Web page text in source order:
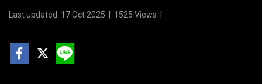
Last updated: 17 Oct 2025 1525 Views